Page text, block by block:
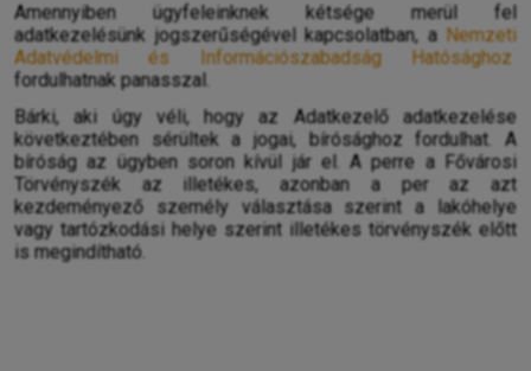
Amennyiben ügyfeleinknek kétsége merül fel
adatkezelésünk jogszerűségével kapcsolatban, a Nemzeti
Adatvédelmi és Információszabadság Hatósághoz
fordulhatnak panasszal.
Bárki, aki úgy véli, hogy az Adatkezelő adatkezelése
következtében sérültek a jogai, bírósághoz fordulhat. A
bíróság az ügyben soron kívül jár el. A perre a Fővárosi
Törvényszék az illetékes, azonban a per az azt
kezdeményező személy választása szerint a lakóhelye
vagy tartózkodási helye szerint illetékes törvényszék előtt
is megindítható.